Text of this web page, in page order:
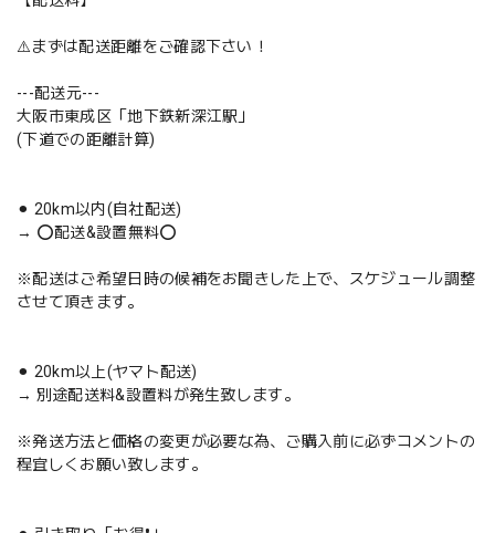
⚠️まずは配送距離をご確認下さい！
---配送元---
大阪市東成区「地下鉄新深江駅」
(下道での距離計算)
⚫︎ 20km以内(自社配送)
→ ⭕️配送&設置無料⭕️
※配送はご希望日時の候補をお聞きした上で、スケジュール調整
させて頂きます。
⚫︎ 20km以上(ヤマト配送)
→ 別途配送料&設置料が発生致します。
※発送方法と価格の変更が必要な為、ご購入前に必ずコメントの
程宜しくお願い致します。